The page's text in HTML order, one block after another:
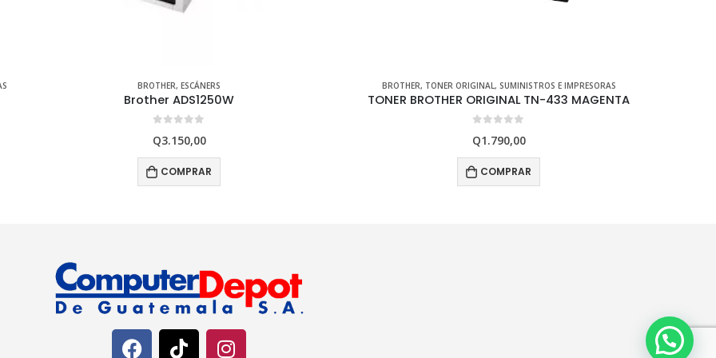
TONER ORIGINAL, SUMINISTROS E IMPRESORAS
TONER BROTHER ORIGINAL TN-433 MAGENTA
Q1.790,00
COMPRAR
BROTHER, SUMINISTROS E IMPRESORAS,TINTA ORIGINAL
TINTA BROTHER ORIGINAL BT-5001 AMARILLO
Q110,00
COMPRAR